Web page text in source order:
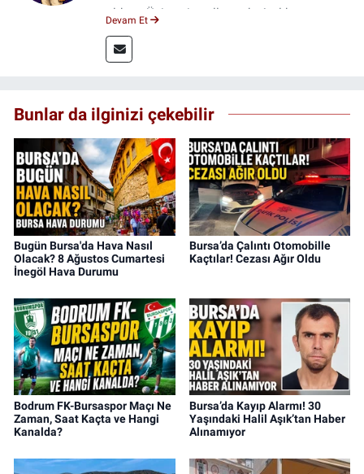
oldum. Üniversite yıllarımda 4 yıl boyunca
saha deneyimi kazandım. 2023 yılından beri
Genç Gazete'de okurlarımıza haber
Devam Et
Bunlar da ilginizi çekebilir
Bugün Bursa'da Hava Nasıl
Olacak? 8 Ağustos Cumartesi
İnegöl Hava Durumu
Bursa’da Çalıntı Otomobille
Kaçtılar! Cezası Ağır Oldu
Bodrum FK-Bursaspor Maçı Ne
Zaman, Saat Kaçta ve Hangi
Kanalda?
Bursa’da Kayıp Alarmı! 30
Yaşındaki Halil Aşık’tan Haber
Alınamıyor